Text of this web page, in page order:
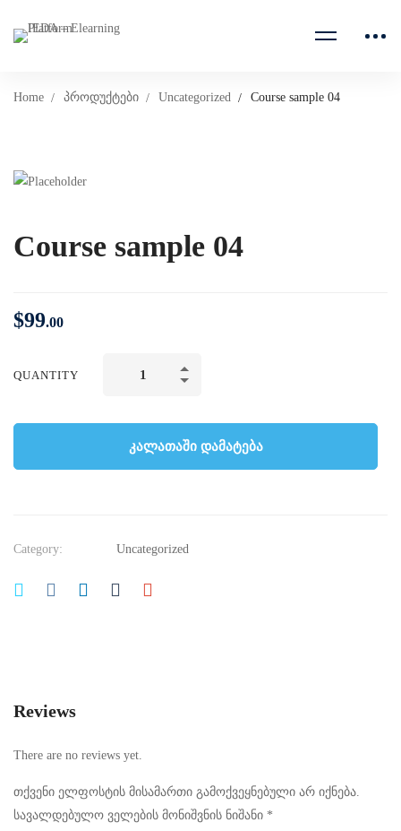
Home პროდუქტები Uncategorized Course sample 04
Course sample 04
$99.00
QUANTITY
კალათაში დამატება
Category: Uncategorized
Reviews
There are no reviews yet.
თქვენი ელფოსტის მისამართი გამოქვეყნებული არ იქნება.
სავალდებულო ველების მონიშვნის ნიშანი *